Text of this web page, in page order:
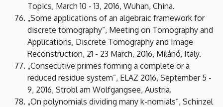
Topics, March 10 - 13, 2016, Wuhan, China.
„Some applications of an algebraic framework for
discrete tomography”, Meeting on Tomography and
Applications, Discrete Tomography and Image
Reconstruction, 21 - 23 March, 2016, Milánó, Italy.
„Consecutive primes forming a complete or a
reduced residue system”, ELAZ 2016, September 5 -
9, 2016, Strobl am Wolfgangsee, Austria.
„On polynomials dividing many k-nomials”, Schinzel